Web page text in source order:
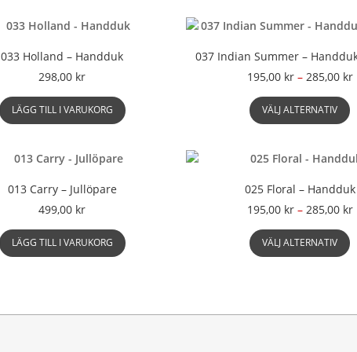
De
alternativen
på
produktsidan
033 Holland – Handduk
298,00 kr
LÄGG TILL I VARUKORG
037 Indian Summer –
195,00 kr – 285,00 kr
VÄLJ ALTERNATIV
De
013 Carry – Jullöpare
499,00 kr
LÄGG TILL I VARUKORG
025 Floral – Handduk
195,00 kr – 285,00 kr
VÄLJ ALTERNATIV